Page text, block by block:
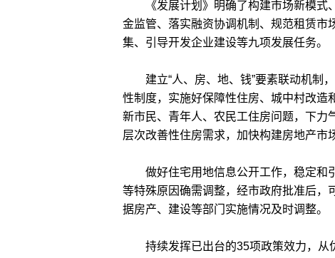
《发展计划》明确了构建市场新模式
金监管、落实融资协调机制、规范租赁市
集、引导开发企业建设等九项发展任务。
建立“人、房、地、钱”要素联动机制
性制度，实施好保障性住房、城中村改造
新市民、青年人、农民工住房问题，下力
层次改善性住房需求，加快构建房地产市
做好住宅用地信息公开工作，稳定和
等特殊原因确需调整，经市政府批准后，
据房产、建设等部门实施情况及时调整。
持续发挥已出台的35项政策效力，从